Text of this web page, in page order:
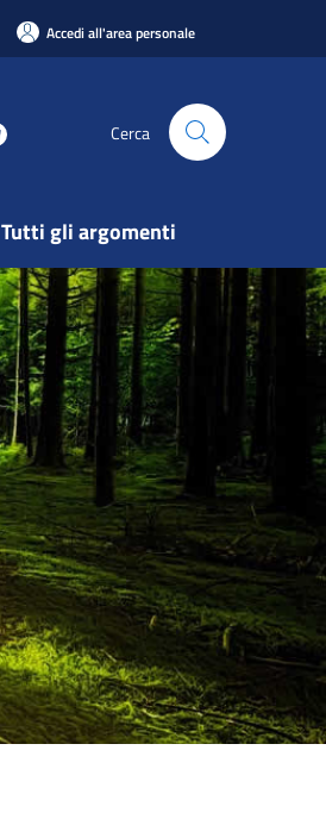
Accedi all'area personale
Cerca
Tutti gli argomenti